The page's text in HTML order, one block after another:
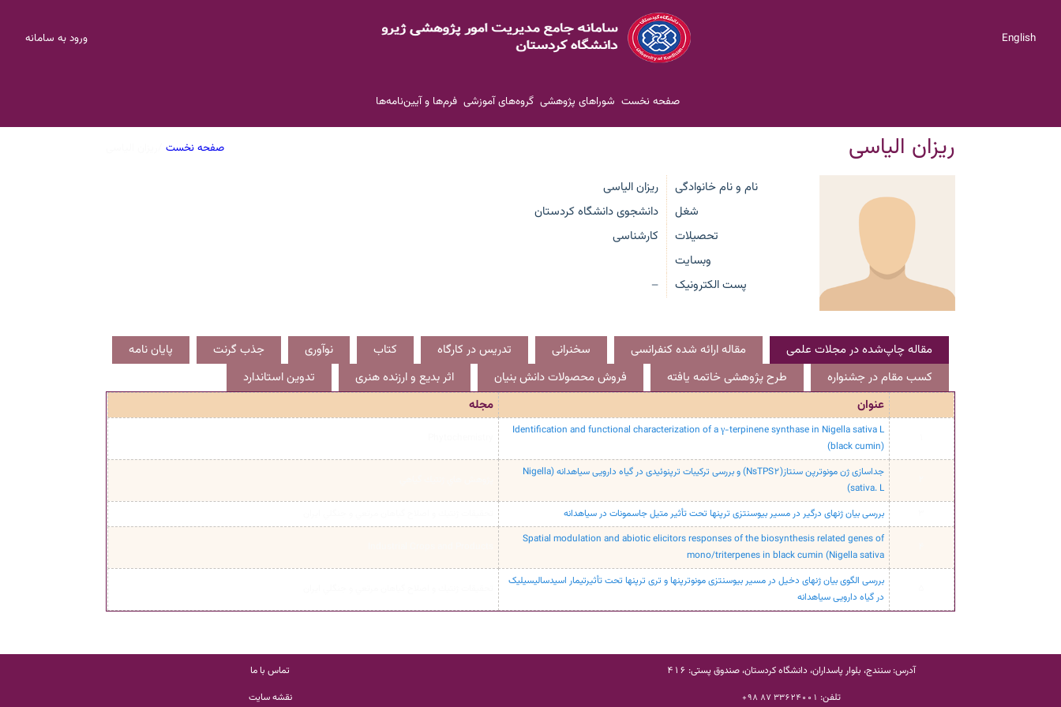
English ورود به سامانه
صفحه نخست شوراهای پژوهشی گروه‌های آموزشی فرم‌ها و آیین‌نامه‌ها
ریزان الیاسی صفحه نخست
نام و نام خانوادگی
ریزان الیاسی
شغل
دانشجوی دانشگاه کردستان
تحصیلات
کارشناسی
وبسایت
پست الکترونیک
—
مقاله چاپ‌شده در مجلات علمی مقاله ارائه شده کنفرانسی سخنرانی تدریس در کارگاه کتاب نوآوری جذب گرنت
پایان نامه
کسب مقام در جشنواره
طرح پژوهشی خاتمه یافته فروش محصولات دانش بنیان اثر بدیع و ارزنده هنری
تدوین استاندارد
عنوان
مجله
Identification and functional characterization of a γ-terpinene synthase in Nigella sativa L
(black cumin)
جداسازی ژن مونوترپن سنتاز(NsTPS2) و بررسی ترکیبات ترپنوئیدی در گیاه دارویی سیاهدانه (Nigella
sativa. L)
بررسی بیان ژنهای درگیر در مسیر بیوسنتزی ترپنها تحت تأثیر متیل جاسمونات در سیاهدانه
Spatial modulation and abiotic elicitors responses of the biosynthesis related genes of
mono/triterpenes in black cumin (Nigella sativa
بررسی الگوی بیان ژنهای دخیل در مسیر بیوسنتزی مونوترپنها و تری ترپنها تحت تأثیرتیمار اسیدسالیسیلیک
در گیاه دارویی سیاهدانه
آدرس: سنندج، بلوار پاسداران، دانشگاه کردستان، صندوق پستی: 416
تلفن: 33624001 87 98+
تماس با ما
نقشه سایت